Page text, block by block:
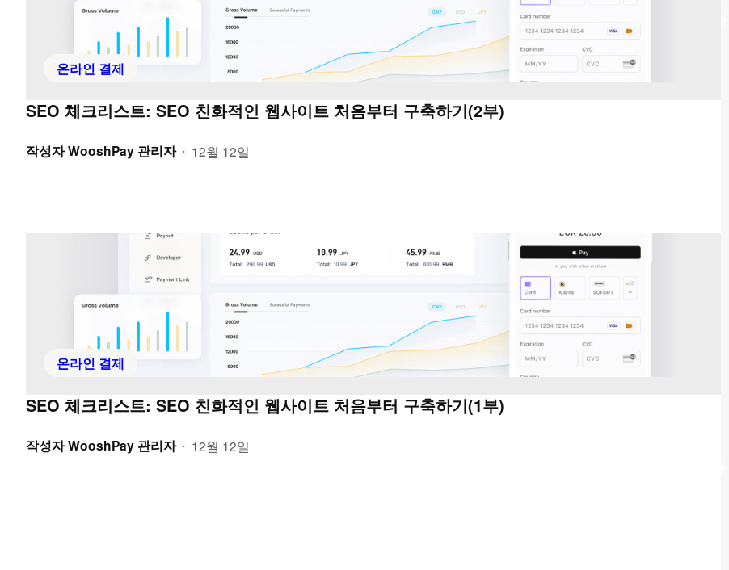
온라인 결제
SEO 체크리스트: SEO 친화적인 웹사이트 처음부터 구축하기(2부)
작성자WooshPay 관리자 • 12월 12일
온라인 결제
SEO 체크리스트: SEO 친화적인 웹사이트 처음부터 구축하기(1부)
작성자WooshPay 관리자 • 12월 12일